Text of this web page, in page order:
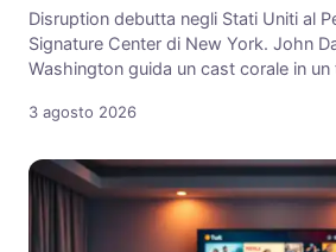
Disruption debutta negli Stati Uniti al
Signature Center di New York. John
Washington guida un cast corale in
3 agosto 2026